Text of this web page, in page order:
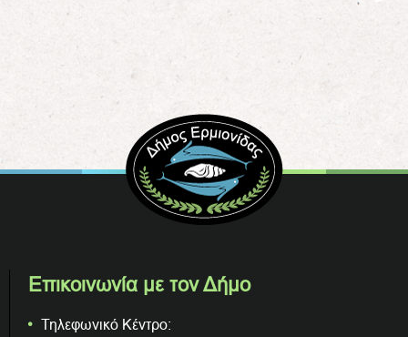
Επικοινωνία με τον Δήμο
Τηλεφωνικό Κέντρο: